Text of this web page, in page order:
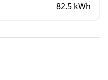
82.5 kWh